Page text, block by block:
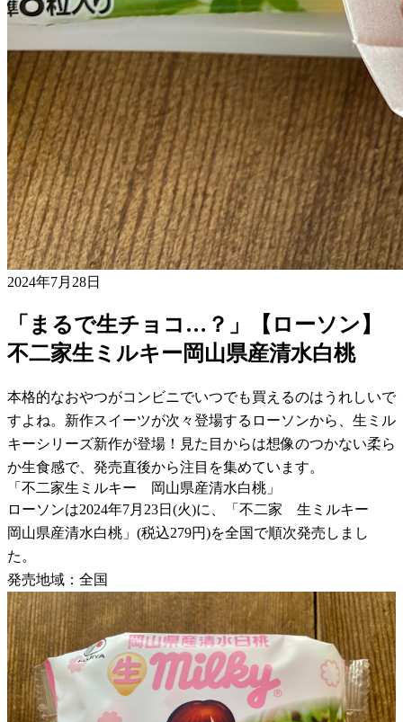
2024年7月28日
「まるで生チョコ…？」【ローソン】
不二家生ミルキー岡山県産清水白桃
本格的なおやつがコンビニでいつでも買えるのはうれしいで
すよね。新作スイーツが次々登場するローソンから、生ミル
キーシリーズ新作が登場！見た目からは想像のつかない柔ら
か生食感で、発売直後から注目を集めています。
「不二家生ミルキー 岡山県産清水白桃」
ローソンは2024年7月23日(火)に、「不二家 生ミルキー
岡山県産清水白桃」(税込279円)を全国で順次発売しまし
た。
発売地域：全国